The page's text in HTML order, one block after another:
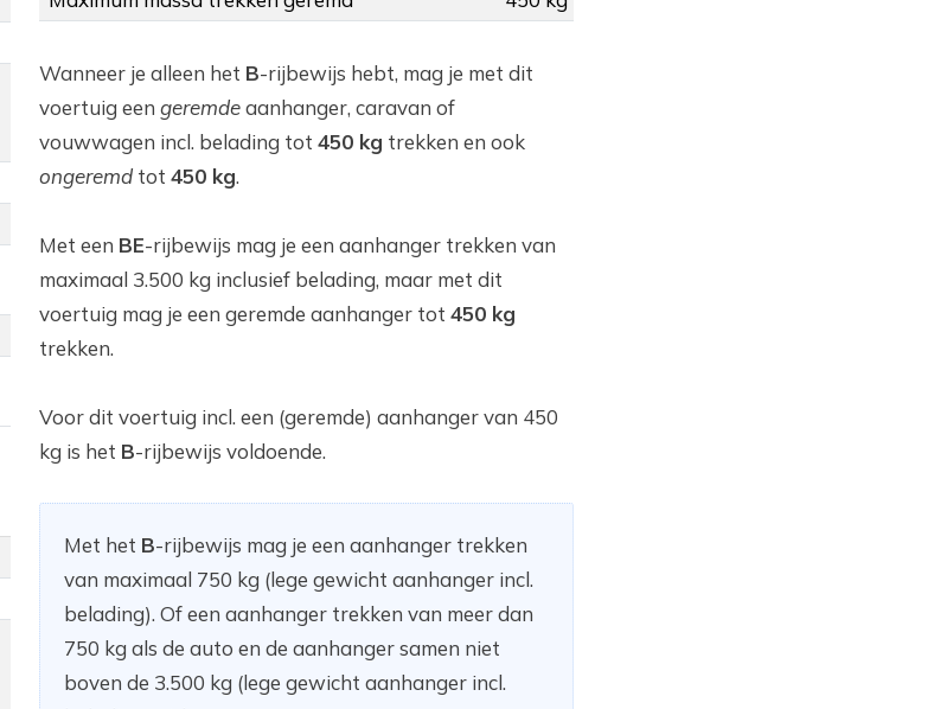
Wanneer je alleen het B-rijbewijs hebt, mag je met dit
voertuig een geremdeaanhanger, caravan of
vouwwagen incl. belading tot 450 kg trekken en ook
ongeremd tot 450 kg.
Met een BE-rijbewijs mag je een aanhanger trekken van
maximaal 3.500 kg inclusief belading, maar met dit
voertuig mag je een geremde aanhanger tot 450 kg
trekken.
Voor dit voertuig incl. een (geremde) aanhanger van 450
kg is het B-rijbewijs voldoende.
Met het B-rijbewijs mag je een aanhanger trekken
van maximaal 750 kg (lege gewicht aanhanger incl.
belading). Of een aanhanger trekken van meer dan
750 kg als de auto en de aanhanger samen niet
boven de 3.500 kg (lege gewicht aanhanger incl.